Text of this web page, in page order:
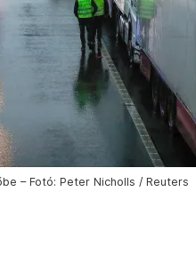
– Fotó: Peter Nicholls / Reuters